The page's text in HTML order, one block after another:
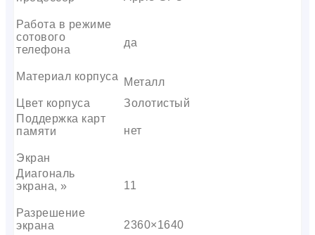
Работа в режиме
сотового
телефона
да
Материал корпуса
Металл
Цвет корпуса
Золотистый
Поддержка карт
памяти
нет
Экран
Диагональ
экрана, »
11
Разрешение
экрана
2360×1640